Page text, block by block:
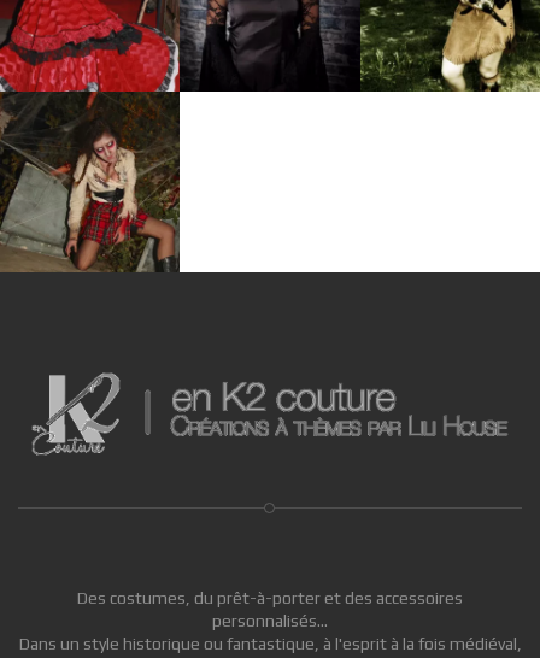
Des costumes, du prêt-à-porter et des accessoires
personnalisés...
Dans un style historique ou fantastique, à l'esprit à la fois médiéval,